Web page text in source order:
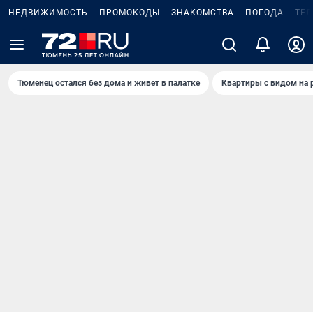
НЕДВИЖИМОСТЬ ПРОМОКОДЫ ЗНАКОМСТВА ПОГОДА
Тюменец остался без дома и живет в палатке Квартиры с видом на